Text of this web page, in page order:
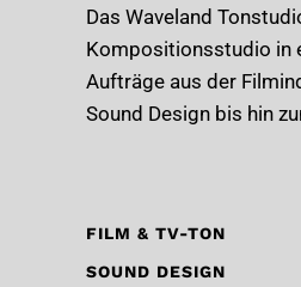
Das Waveland
Kompositionsstudio in
Aufträge aus der
Sound Design bis hin
FILM & TV-TON
SOUND DESIGN